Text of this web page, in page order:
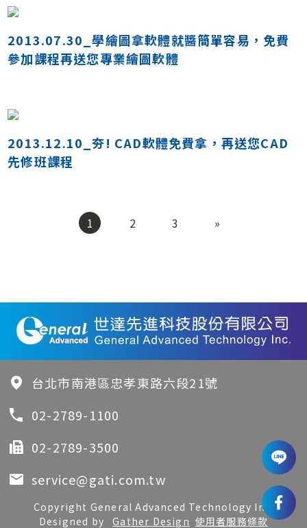
2013.07.30_學繪圖拿軟體就醬簡單容易，免費
參加課程再送您專業繪圖軟體
2013.12.10_夯! CAD軟體免費拿，再送您CAD
先修班課程
1 2 3 »
台北市南港區忠孝東路六段21號
02-2789-1100
02-2789-3500
service@gati.com.tw
Copyright General Advanced Technology Inc.
Designed by
Gather Design 使用者服務條款